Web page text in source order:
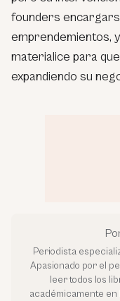
founders
emprendemientos,
materialice para
expandiendo su
Periodista
Apasionado por el
leer todos los
académicamente